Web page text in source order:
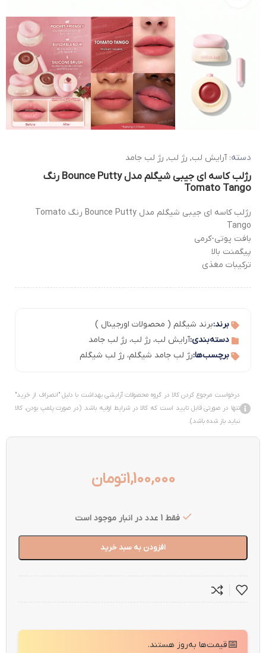
دسته: آرایش لب, رژ لب, رژ لب جامد
رژلب کاسه ای جیبی شیگلم مدل Bounce Putty رنگ
Tomato Tango
رژلب کاسه ای جیبی شیگلم مدل Bounce Putty رنگ Tomato
Tango
بافت پوتی-کرمی
پیگمنت بالا
ترکیبات مغذی
برند:برند شیگلم ( محصولات اورجینال )
دسته‌بندی:آرایش لب، رژ لب، رژ لب جامد
برچسب‌ها:رژ لب جامد شیگلم، رژ لب شیگلم
درخواست مرجوع کردن کالا در گروه محصولات آرایشی بهداشت با دلیل "انصراف از خرید"
تنها در صورتی قابل تایید است که کالا در شرایط اولیه باشد (در صورت پلمپ بودن، کالا
نباید باز شده باشد).
1,100,000تومان
فقط 1 عدد در انبار موجود است
افزودن به سبد خرید
📅قیمت‌ها به‌روز هستند.